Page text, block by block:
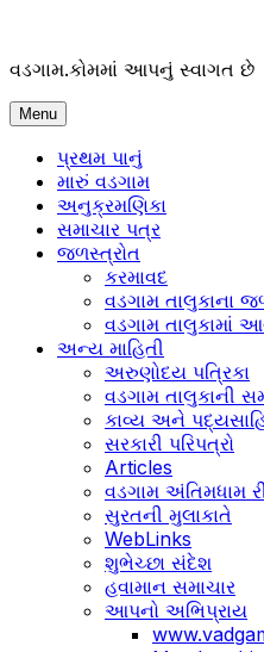
content
વડગામ.કોમમાં આપનું સ્વાગત છે
Menu
પ્રથમ પાનું
મારું વડગામ
અનુક્રમણિકા
સમાચાર પત્ર
જળસ્ત્રોત
કરમાવદ
વડગામ તાલુકાના
વડગામ તાલુકામાં
અન્ય માહિતી
અરુણોદય પત્રિકા
વડગામ તાલુકાની
કાવ્ય અને
સરકારી પરિપત્રો
Articles
વડગામ અંતિમધામ
સુરતની મુલાકાતે
WebLinks
શુભેચ્છા સંદેશ
હવામાન સમાચાર
આપનો અભિપ્રાય